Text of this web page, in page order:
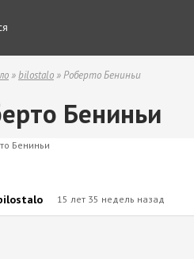
»bilostalo » Роберто Бениньи
Бениньи
15 лет 35 недель назад